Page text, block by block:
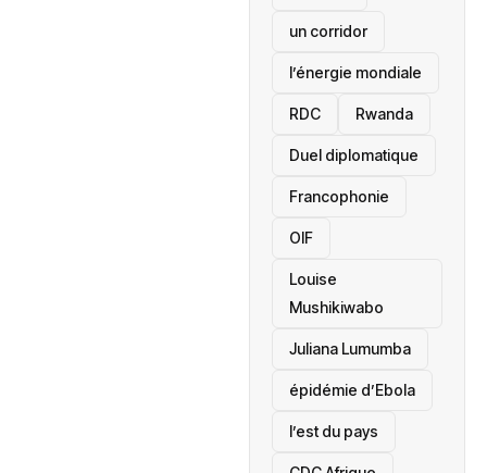
un corridor
l’énergie mondiale
RDC Rwanda
Duel diplomatique
Francophonie
OIF
Louise
Mushikiwabo
Juliana Lumumba
épidémie d’Ebola
l’est du pays